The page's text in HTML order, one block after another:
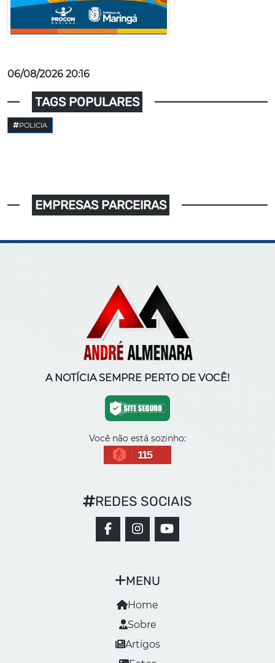
06/08/2026 20:16
TAGS POPULARES
POLICIA
EMPRESAS PARCEIRAS
A NOTÍCIA SEMPRE PERTO DE VOCÊ!
Você não está sozinho:
115
MENU
Home
Sobre
Artigos
REDES SOCIAIS